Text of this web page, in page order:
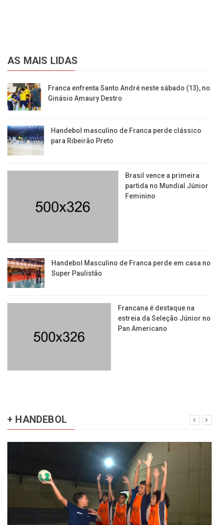
AS MAIS LIDAS
Franca enfrenta Santo André neste sábado (13), no
Ginásio Amaury Destro
Handebol masculino de Franca perde clássico
para Ribeirão Preto
Brasil vence a primeira
partida no Mundial Júnior
Feminino
Handebol Masculino de Franca perde em casa no
Super Paulistão
Francana é destaque na
estreia da Seleção Júnior no
Pan Americano
+ HANDEBOL